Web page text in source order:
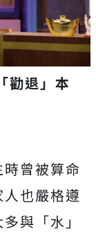
勸退」本
曾被算命
也嚴格遵
與「水」